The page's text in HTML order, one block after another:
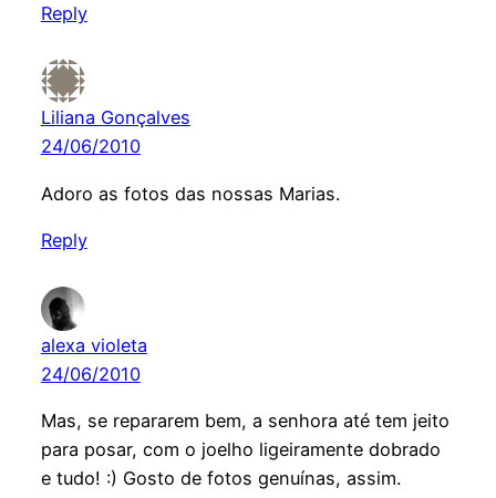
Reply
Liliana Gonçalves
24/06/2010
Adoro as fotos das nossas Marias.
Reply
alexa violeta
24/06/2010
Mas, se repararem bem, a senhora até tem jeito
para posar, com o joelho ligeiramente dobrado
e tudo! :) Gosto de fotos genuínas, assim.